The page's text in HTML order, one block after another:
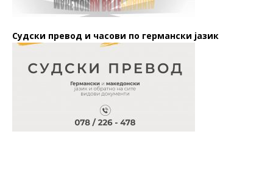
Судски превод и часови по германски јазик